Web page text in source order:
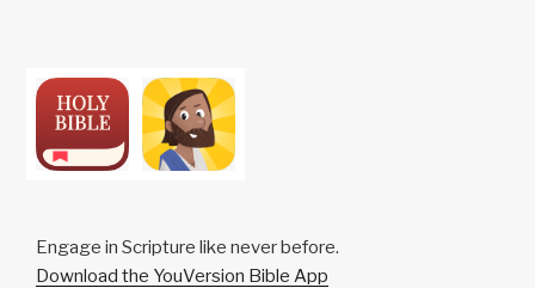
Engage in Scripture like never before.
Download the YouVersion Bible App